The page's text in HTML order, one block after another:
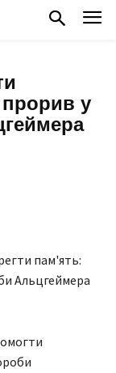
прорив у
пам'ять:
Альцгеймера